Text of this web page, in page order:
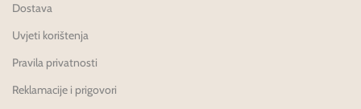
Dostava
Uvjeti korištenja
Pravila privatnosti
Reklamacije i prigovori